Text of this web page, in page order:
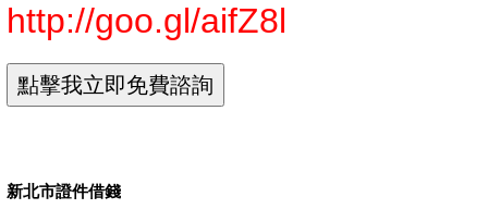
http://goo.gl/aifZ8l
新北市證件借錢